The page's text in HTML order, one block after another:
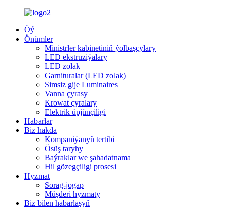
Öý
Önümler
Ministrler kabinetiniň ýolbaşçylary
LED ekstruziýalary
LED zolak
Garnituralar (LED zolak)
Simsiz gije Luminaires
Vanna çyrasy
Krowat çyralary
Elektrik üpjünçiligi
Habarlar
Biz hakda
Kompaniýanyň tertibi
Ösüş taryhy
Baýraklar we şahadatnama
Hil gözegçiligi prosesi
Hyzmat
Sorag-jogap
Müşderi hyzmaty
Biz bilen habarlaşyň